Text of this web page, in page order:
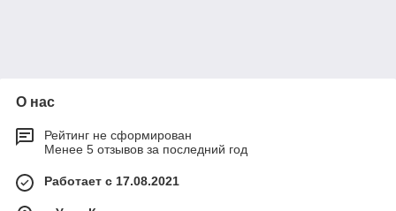
О нас
Рейтинг не сформирован
Менее 5 отзывов за последний год
Работает с 17.08.2021